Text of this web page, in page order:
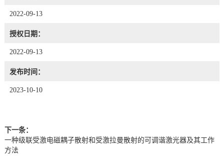
2022-09-13
授权日期：
2022-09-13
发布时间：
2023-10-10
下一条：
一种级联受激电磁耦子散射和受激拉曼散射的可调谐激光器及其工作
方法